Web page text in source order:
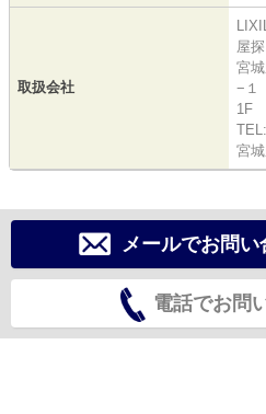
取扱会社
屋
宮
−１
1F
宮
メールでお問
電話でお問